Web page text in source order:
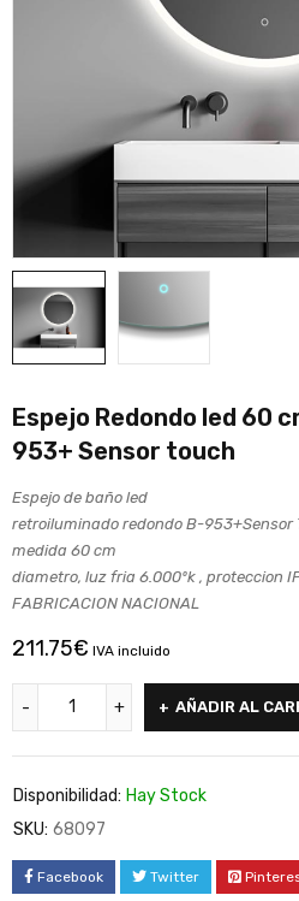
Espejo Redondo led 60
953+ Sensor touch
Espejo de baño led
retroiluminado redondo B-953+Sensor
medida 60 cm
diametro, luz fria 6.000ºk , proteccion
FABRICACION NACIONAL
211.75€ IVA incluido
AÑADIR AL
Disponibilidad: Hay Stock
SKU: 68097
Facebook Twitter